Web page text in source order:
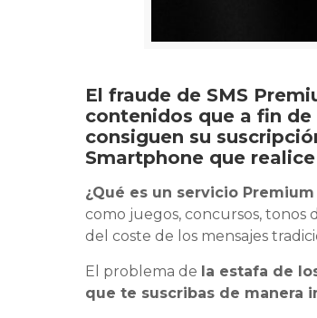
El fraude de SMS
contenidos que a fin
consiguen su
Smartphone que
¿Qué es un servicio
como juegos, concursos, tonos
del coste de los mensajes
El problema de la estafa de
que te suscribas de manera